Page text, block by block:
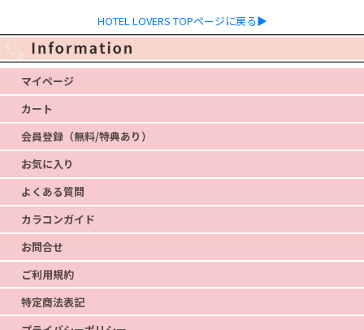
HOTEL LOVERS TOPページに戻る▶
マイページ
カート
会員登録（無料/特典あり）
お気に入り
よくある質問
カラコンガイド
お問合せ
ご利用規約
特定商法表記